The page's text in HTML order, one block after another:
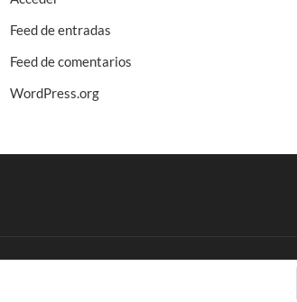
Feed de entradas
Feed de comentarios
WordPress.org